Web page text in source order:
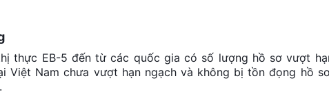
thực EB-5 đến từ các quốc gia có số lượng hồ sơ vượt
Việt Nam chưa vượt hạn ngạch và không bị tồn đọng hồ